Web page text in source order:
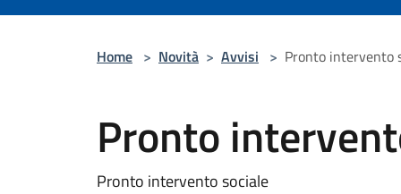
Home > Novità > Avvisi > Pronto intervento
Pronto
Pronto intervento sociale